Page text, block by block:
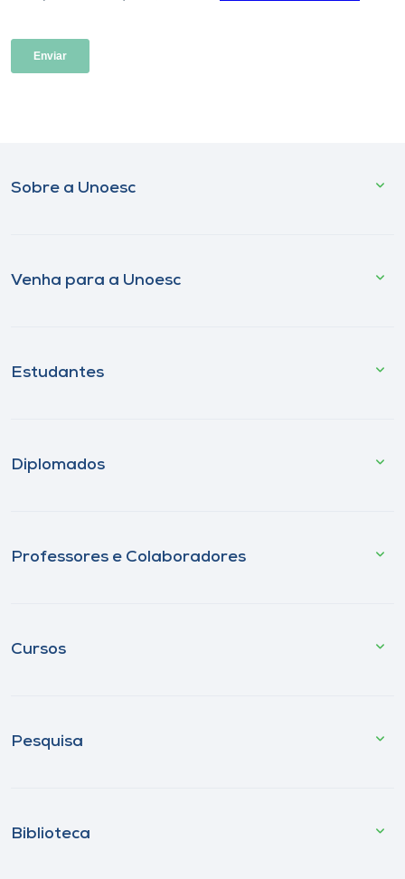
Sobre a Unoesc
Venha para a Unoesc
Estudantes
Diplomados
Professores e Colaboradores
Cursos
Pesquisa
Biblioteca